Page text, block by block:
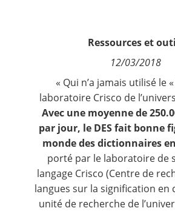
Nous suivre
Ressources et
12/03/2018
« Qui n’a jamais utilisé le
laboratoire Crisco de
Avec une moyenne de
par jour, le DES fait bonne
monde des dictionnaires
porté par le laboratoire de
langage Crisco (Centre de
langues sur la signification en
unité de recherche de